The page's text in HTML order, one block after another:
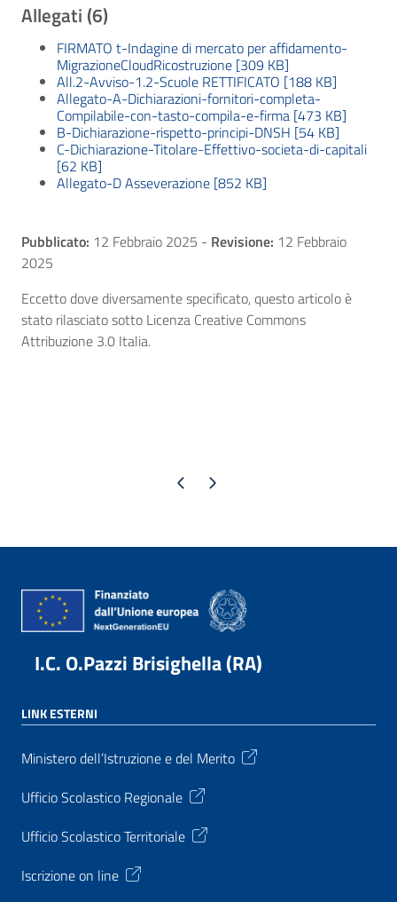
Allegati (6)
FIRMATO t-Indagine di mercato per affidamento-
MigrazioneCloudRicostruzione [309 KB]
All.2-Avviso-1.2-Scuole RETTIFICATO [188 KB]
Allegato-A-Dichiarazioni-fornitori-completa-
Compilabile-con-tasto-compila-e-firma [473 KB]
B-Dichiarazione-rispetto-principi-DNSH [54 KB]
C-Dichiarazione-Titolare-Effettivo-societa-di-capitali
[62 KB]
Allegato-D Asseverazione [852 KB]
Pubblicato: 12 Febbraio 2025 - Revisione: 12 Febbraio
2025
Eccetto dove diversamente specificato, questo articolo è
stato rilasciato sotto Licenza Creative Commons
Attribuzione 3.0 Italia.
Pagina precedente
Pagina successiva
I.C. O.Pazzi Brisighella (RA)
LINK ESTERNI
Ministero dell’Istruzione e del Merito
Ufficio Scolastico Regionale
Ufficio Scolastico Territoriale
Iscrizione on line